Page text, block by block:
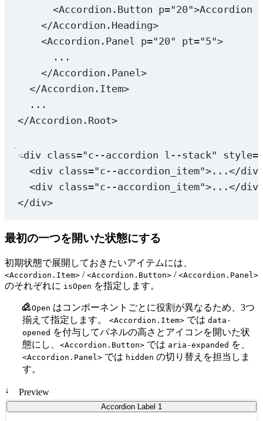
<Accordion.Button p="20">Accordion
</Accordion.Heading>
<Accordion.Panel p="20" pt="5">
...
</Accordion.Panel >
</Accordion.Item>
...
</Accordion.Root>
<div class="c--accordion l--stack" style=
<div class="c--accordion_item">...</div
<div class="c--accordion_item">...</div
</div>
最初の一つを開いた状態にする
初期状態で展開しておきたいアイテムには、
<Accordion.Item> / <Accordion.Button> / <Accordion.Panel>
のそれぞれに isOpen を指定します。
isOpen はコンポーネントごとに役割が異なるため、3つ
揃えて指定します。 <Accordion.Item> では data-
opened を付与してパネルの高さとアイコンを開いた状
態にし、 <Accordion.Button> では aria-expanded を、
<Accordion.Panel> では hidden の切り替えを担当しま
す。
↓ Preview
Accordion Label 1